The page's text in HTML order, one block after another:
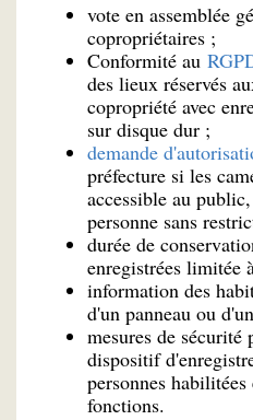
vote en assemblée
copropriétaires ;
Conformité au
des lieux réservés
copropriété avec
sur disque dur ;
demande
préfecture si les
accessible au
personne sans
durée de
enregistrées limitée
information des
d'un panneau ou
mesures de
dispositif
personnes
fonctions.